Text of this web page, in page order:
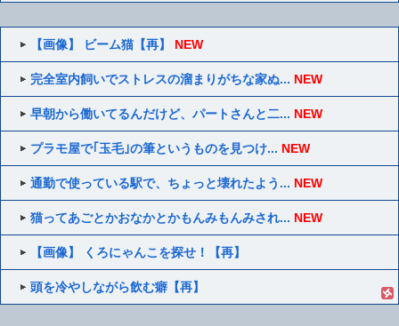
【画像】 ビーム猫【再】 NEW
完全室内飼いでストレスの溜まりがちな家ぬ... NEW
早朝から働いてるんだけど、パートさんと二... NEW
プラモ屋で｢玉毛｣の筆というものを見つけ... NEW
通勤で使っている駅で、ちょっと壊れたよう... NEW
猫ってあごとかおなかとかもんみもんみされ... NEW
【画像】 くろにゃんこを探せ！【再】
頭を冷やしながら飲む癖【再】